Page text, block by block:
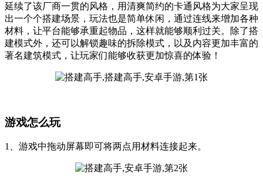
延续了该厂商一贯的风格，用清爽简约的卡通风格为大家呈现
出一个个搭建场景，玩法也是简单休闲，通过连线来增加各种
材料，让平台能够承重起物品，这样就能够顺利过关。除了搭
建模式外，还可以解锁趣味的拆除模式，以及内容更加丰富的
著名建筑模式，让玩家们能够收获更加惊喜的体验！
游戏怎么玩
1、游戏中拖动屏幕即可将两点用材料连接起来。